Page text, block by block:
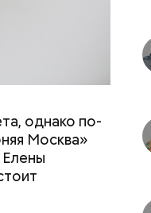
однако по-
Москва»
ему не
тоже лучше
привести к
оболочки.